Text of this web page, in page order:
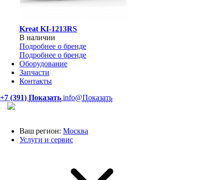
Kreat KI-1213RS
В наличии
Подробнее о бренде
Подробнее о бренде
Оборудование
Запчасти
Контакты
+7 (391) Показать info@Показать
Ваш регион: Москва
Услуги и сервис